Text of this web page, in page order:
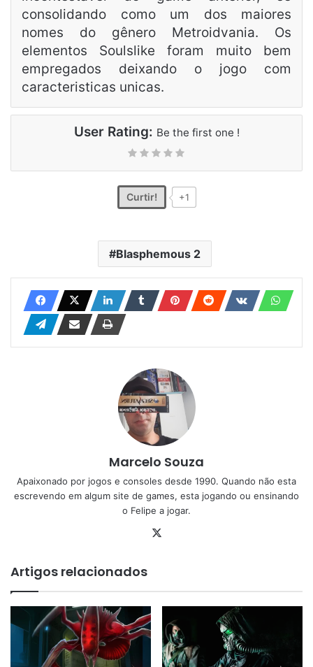
consolidando como um dos maiores
nomes do gênero Metroidvania. Os
elementos Soulslike foram muito bem
empregados deixando o jogo com
caracteristicas unicas.
User Rating: Be the first one !
Curtir! +1
Blasphemous 2
Marcelo Souza
Apaixonado por jogos e consoles desde 1990. Quando não esta
escrevendo em algum site de games, esta jogando ou ensinando
o Felipe a jogar.
Artigos relacionados